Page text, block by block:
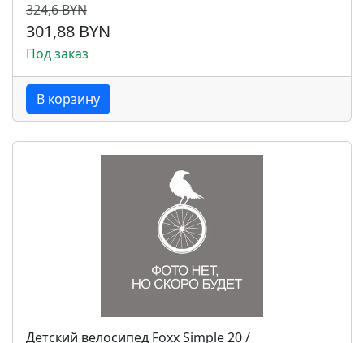
324,6 BYN
301,88 BYN
Под заказ
В корзину
Детский велосипед Foxx Simple 20 /